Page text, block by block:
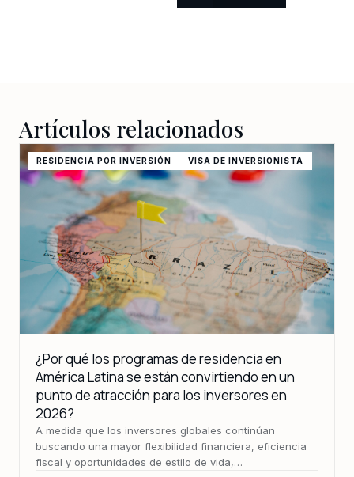
Artículos relacionados
RESIDENCIA POR INVERSIÓN VISA DE INVERSIONISTA
¿Por qué los programas de residencia en
América Latina se están convirtiendo en un
punto de atracción para los inversores en
2026?
A medida que los inversores globales continúan
buscando una mayor flexibilidad financiera, eficiencia
fiscal y oportunidades de estilo de vida,…